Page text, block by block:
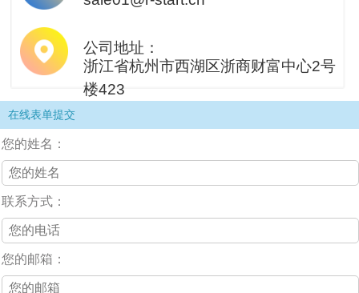
浙江省杭州市西湖区浙商财富中心2号
楼423
公司地址：
在线表单提交
您的姓名：
联系方式：
您的邮箱：